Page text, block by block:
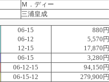
Ｍ．ディー
三浦皇成
06-15
06-12
12-15
880円
5,570円
17,870円
06-15
3,280円
06-12-15
94,150円
06-15-12 279,900円